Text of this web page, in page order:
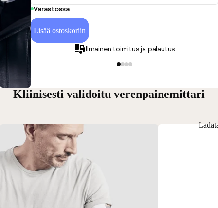
Varastossa
Lisää ostoskoriin
Ilmainen toimitus ja palautus
Kliinisesti validoitu verenpainemittari